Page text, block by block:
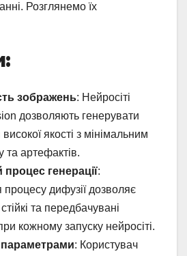
Розглянемо їх
зображень: Нейросіті
дозволяють генерувати
якості з мінімальним
та артефактів.
генерації:
процесу дифузії дозволяє
та передбачувані
кожному запуску нейросіті.
: Користувач